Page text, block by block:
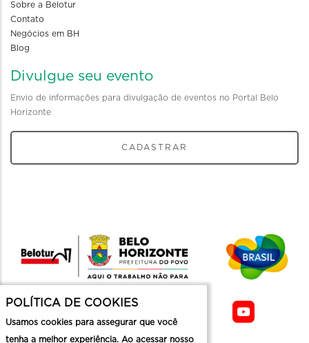
Sobre a Belotur
Contato
Negócios em BH
Blog
Divulgue seu evento
Envio de informações para divulgação de eventos no Portal Belo
Horizonte
CADASTRAR
POLÍTICA DE COOKIES
Usamos cookies para assegurar que você
tenha a melhor experiência. Ao acessar nosso